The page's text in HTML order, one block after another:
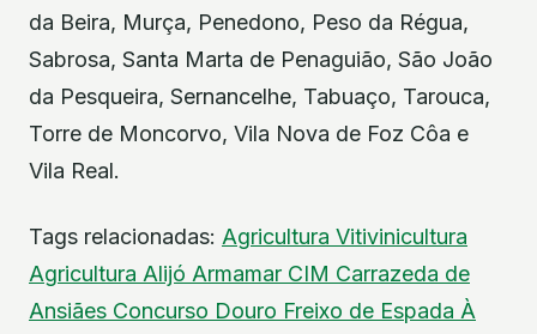
da Beira, Murça, Penedono, Peso da Régua,
Sabrosa, Santa Marta de Penaguião, São João
da Pesqueira, Sernancelhe, Tabuaço, Tarouca,
Torre de Moncorvo, Vila Nova de Foz Côa e
Vila Real.
Tags relacionadas: Agricultura Vitivinicultura
Agricultura Alijó Armamar CIM Carrazeda de
Ansiães Concurso Douro Freixo de Espada À